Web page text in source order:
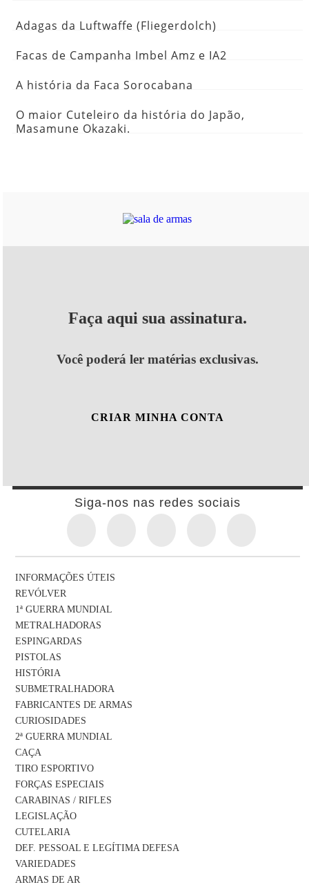
Adagas da Luftwaffe (Fliegerdolch)
Facas de Campanha Imbel Amz e IA2
A história da Faca Sorocabana
O maior Cuteleiro da história do Japão,
Masamune Okazaki.
Faça aqui sua assinatura.
Você poderá ler matérias exclusivas.
CRIAR MINHA CONTA
Siga-nos nas redes sociais
INFORMAÇÕES ÚTEIS
REVÓLVER
1ª GUERRA MUNDIAL
METRALHADORAS
ESPINGARDAS
PISTOLAS
HISTÓRIA
SUBMETRALHADORA
FABRICANTES DE ARMAS
CURIOSIDADES
2ª GUERRA MUNDIAL
CAÇA
TIRO ESPORTIVO
FORÇAS ESPECIAIS
CARABINAS / RIFLES
LEGISLAÇÃO
CUTELARIA
DEF. PESSOAL E LEGÍTIMA DEFESA
VARIEDADES
ARMAS DE AR